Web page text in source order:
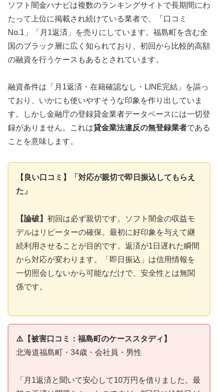
ソフト闇金ハナビは複数のランキングサイトで長期間にわ
たって上位に掲載され続けている業者で、「口コミ
No.1」「月1返済」を売りにしています。福島町を含む全
国のブラック層に広く知られており、初回から比較的高額
の融資を行うケースもあるとされています。
融資条件は「月1返済・在籍確認なし・LINE完結」を謳っ
ており、いかにも使いやすそうな印象を作り出していま
す。しかし金融庁の登録貸金業者データベースには一切登
録がありません。これは貸金業法違反の無登録業者である
ことを意味します。
【良い口コミ】「対応が親切で即日振込してもらえ
た」
【論破】 初回は必ず親切です。ソフト闇金の収益モ
デルはリピーターの確保。最初に好印象を与えて継
続利用させることが目的です。返済が1日遅れた瞬間
から対応が変わります。「即日振込」は信用情報を
一切照会しないから可能なだけで、安全性とは無関
係です。
⚠️【被害口コミ：福島町のケーススタディ】
北海道福島町・34歳・会社員・男性
「月1返済と聞いて安心して10万円を借りました。最